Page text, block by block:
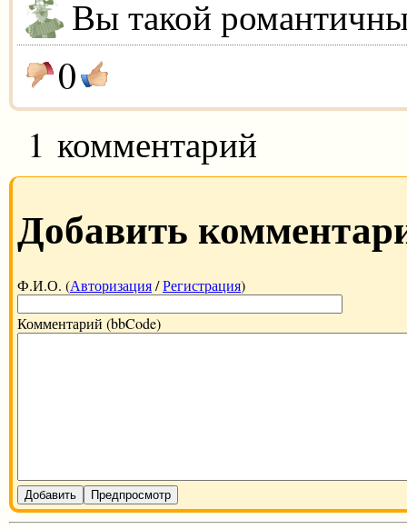
Вы такой
0
1 комментарий
Добавить
Ф.И.О. (Авторизация/Регистрация)
Комментарий (bbCode)
Добавить Предпросмотр